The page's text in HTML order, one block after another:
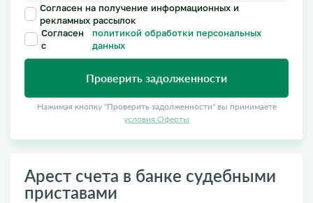
Согласен на получение информационных и
рекламных рассылок
Согласен
с
политикой обработки персональных
данных
Проверить задолженности
Нажимая кнопку "Проверить задолженности" вы принимаете
условия Оферты
Арест счета в банке судебными
приставами